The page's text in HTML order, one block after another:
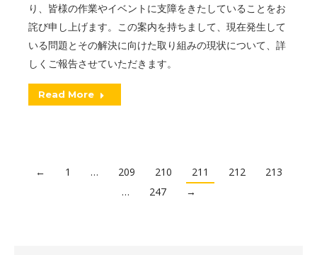
り、皆様の作業やイベントに支障をきたしていることをお
詫び申し上げます。この案内を持ちまして、現在発生して
いる問題とその解決に向けた取り組みの現状について、詳
しくご報告させていただきます。
Read More
← 1 … 209 210 211 212
213
…
247 →